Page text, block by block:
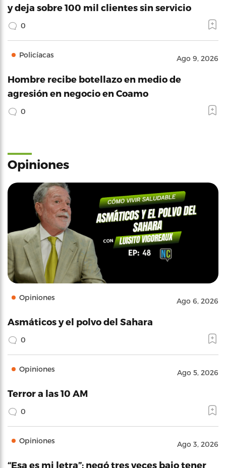
y deja sobre 100 mil clientes sin servicio
0
Policíacas Ago 9, 2026
Hombre recibe botellazo en medio de
agresión en negocio en Coamo
0
Opiniones
Opiniones Ago 6, 2026
Asmáticos y el polvo del Sahara
0
Opiniones Ago 5, 2026
Terror a las 10 AM
0
Opiniones Ago 3, 2026
“Esa es mi letra”: negó tres veces bajo tener